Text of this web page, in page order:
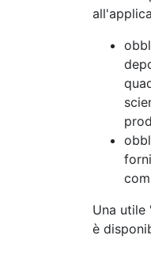
Una utile
è